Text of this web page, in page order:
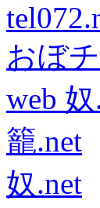
おぼ
web
籠.net
奴.net